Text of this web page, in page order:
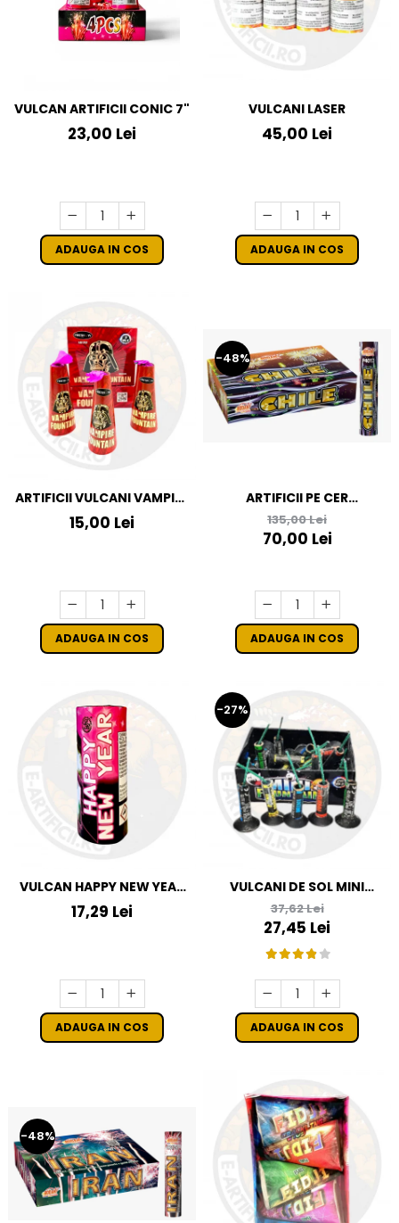
VULCAN ARTIFICII CONIC 7"
23,00 Lei
ADAUGA IN COS
VULCANI LASER
45,00 Lei
ADAUGA IN COS
ARTIFICII VULCANI VAMPIRE
FOUNTAIN
15,00 Lei
ADAUGA IN COS
-48%
ARTIFICII PE CER
MULTICOLORE - VULCAN
SINGLE SHOT CHILE
135,00 Lei
70,00 Lei
ADAUGA IN COS
VULCAN HAPPY NEW YEAR
5.5"
17,29 Lei
ADAUGA IN COS
-27%
VULCANI DE SOL MINI
FOUNTAIN - SET 20 BUC
37,62 Lei
27,45 Lei
ADAUGA IN COS
-48%